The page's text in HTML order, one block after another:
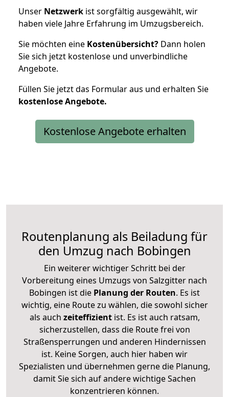
Unser Netzwerk ist sorgfältig ausgewählt, wir
haben viele Jahre Erfahrung im Umzugsbereich.
Sie möchten eine Kostenübersicht? Dann holen
Sie sich jetzt kostenlose und unverbindliche
Angebote.
Füllen Sie jetzt das Formular aus und erhalten Sie
kostenloseAngebote.
Kostenlose Angebote erhalten
Routenplanung als Beiladung für
den Umzug nach Bobingen
Ein weiterer wichtiger Schritt bei der
Vorbereitung eines Umzugs von Salzgitter nach
Bobingen ist die Planung der Routen. Es ist
wichtig, eine Route zu wählen, die sowohl sicher
als auch zeiteffizientist. Es ist auch ratsam,
sicherzustellen, dass die Route frei von
Straßensperrungen und anderen Hindernissen
ist. Keine Sorgen, auch hier haben wir
Spezialisten und übernehmen gerne die Planung,
damit Sie sich auf andere wichtige Sachen
konzentrieren können.